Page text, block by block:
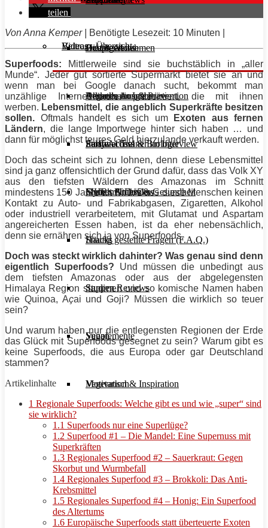
Diät & Abnehmen
Regeneration & Prävention
Stoffwechsel & Biologie
Frauen Fitness & Gesundheit
Häufig gestellte Fragen (F.A.Q.)
Studien Reviews
Supplemente
Motivation & Inspiration
Buchreviews
Hauptgerichte
Desserts
Salate
Shakes & Drinks
Snacks
Suppen
Vegan
Vegetarisch
Athleten im Interview
Personal Trainer im Interview
Gym im Interview
Videos
Aktuelle Ausgabe
Early Access
MHRx Archiv
Beitrags-Übersicht
teilen
Von Anna Kemper |
Benötigte Lesezeit: 10 Minuten |
Superfoods: Mittlerweile sind sie buchstäblich in „aller
Munde“. Jeder gut sortierte Supermarkt bietet sie an und
wenn man bei Google danach sucht, bekommt man
unzählige Internethändler präsentiert, die mit ihnen
werben. Lebensmittel, die angeblich Superkräfte besitzen
sollen. Oftmals handelt es sich umExoten aus fernen
Ländern, die lange Importwege hinter sich haben … und
dann für möglichst teures Geld hierzulande verkauft werden.
Doch das scheint sich zu lohnen, denn diese Lebensmittel
sind ja ganz offensichtlich der Grund dafür, dass das Volk XY
aus den tiefsten Wäldern des Amazonas im Schnitt
mindestens 150 Jahre alt wird. Dass diese Menschen keinen
Kontakt zu Auto- und Fabrikabgasen, Zigaretten, Alkohol
oder industriell verarbeitetem, mit Glutamat und Aspartam
angereicherten Essen haben, ist da eher nebensächlich,
denn sie ernähren sich ja von Superfoods.
Doch was steckt wirklich dahinter? Was genau sind denn
eigentlich Superfoods? Und müssen die unbedingt aus
dem tiefsten Amazonas oder aus der abgelegensten
Himalaya Region stammen und so komische Namen haben
wie Quinoa, Açai und Goji? Müssen die wirklich so teuer
sein?
Und warum haben nur die entlegensten Regionen der Erde
dasGlück mit Superfoods gesegnet zu sein? Warum gibt es
keine Superfoods, die aus Europa oder gar Deutschland
stammen?
Artikelinhalte
1 Regionale Superfoods: Welche gibt es und wie „super“ sind
sie wirklich?
1.1 Superfoods nur eine Superlüge?
1.2 Superfood #1 – Die Mandel: Eine Supernuss mit
Superkräften
1.3 Regionales Superfood #2 – Sauerkraut: Gegen
Skorbut und Wurmbefall
1.4 Regionales Superfood #3 – Brokkoli: Das Anti-
Krebsmittel
1.5 Regionales Superfood #4 – Honig: Ein Superfood
des Altertums
1.6 Europäische Superfoods statt überteuerte Exoten